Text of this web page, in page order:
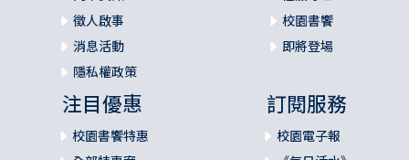
徵人啟事
消息活動
隱私權政策
校園書饗
即將登場
注目優惠
校園書饗特惠
訂閱服務
校園電子報